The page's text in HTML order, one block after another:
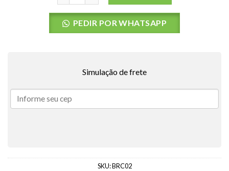
PEDIR POR WHATSAPP
Simulação de frete
SKU:BRC02